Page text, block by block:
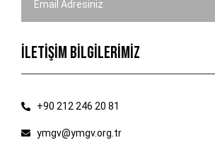
İLETİŞİM BİLGİLERİMİZ
+90 212 246 20 81
ymgv@ymgv.org.tr